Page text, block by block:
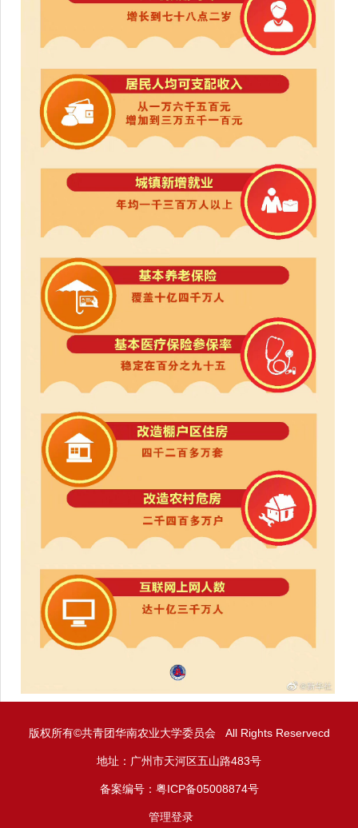
版权所有©共青团华南农业大学委员会 All Rights Reservecd
地址：广州市天河区五山路483号
备案编号：粤ICP备05008874号
管理登录